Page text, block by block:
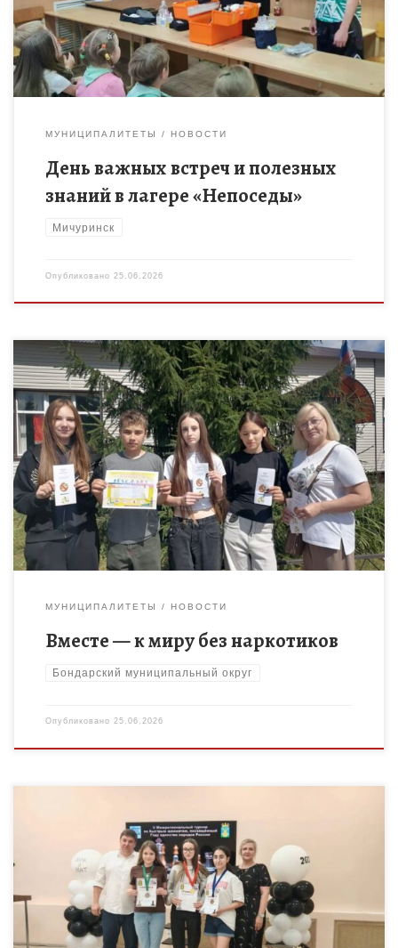
гости пришли два […]
МУНИЦИПАЛИТЕТЫ НОВОСТИ
День важных встреч и полезных
знаний в лагере «Непоседы»
Мичуринск
Опубликовано 25.06.2026
Всемирный день борьбы с наркотиками — это не просто дата
в календаре. Это напоминание о том, что проблема касается
каждого из нас. Наркотики овладевают
несовершеннолетними […]
МУНИЦИПАЛИТЕТЫ НОВОСТИ
Вместе — к миру без наркотиков
Бондарский муниципальный округ
Опубликовано 25.06.2026
20 июня 2026 г. в г.Жердевка состоялся уже 5-ый
межрегиональный турнир по шахматам. С приветственным
словом к участникам обратилась заместитель главы
администрации Жердевского муниципального округа […]